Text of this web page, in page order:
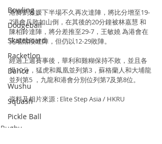
Bowling
Dodgeball
Skateboard
Racketlon
Dance
Wushu
Squash
Pickle Ball
港腳劉雅媛下半場不久再次達陣，將比分增至19-
7港會兵敗如山倒，在其後的20分鐘被林嘉慧 和
陳柏鈴達陣，將分差推至29-7，王敏嬈 為港會在
完場階段達陣，但仍以12-29敗陣。
經過上週賽事後，華利和雞糊保持不敗，並且各
得10分，猛虎和鳳凰並列第3，蘇格蘭人和大埔龍
並列第5 ，九龍和港會分別位列第7及第8位。
資料及相片來源 : Elite Step Asia / HKRU
Rugby